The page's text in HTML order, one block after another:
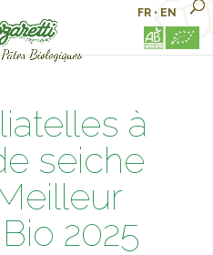
FR • EN
à
seiche
2025